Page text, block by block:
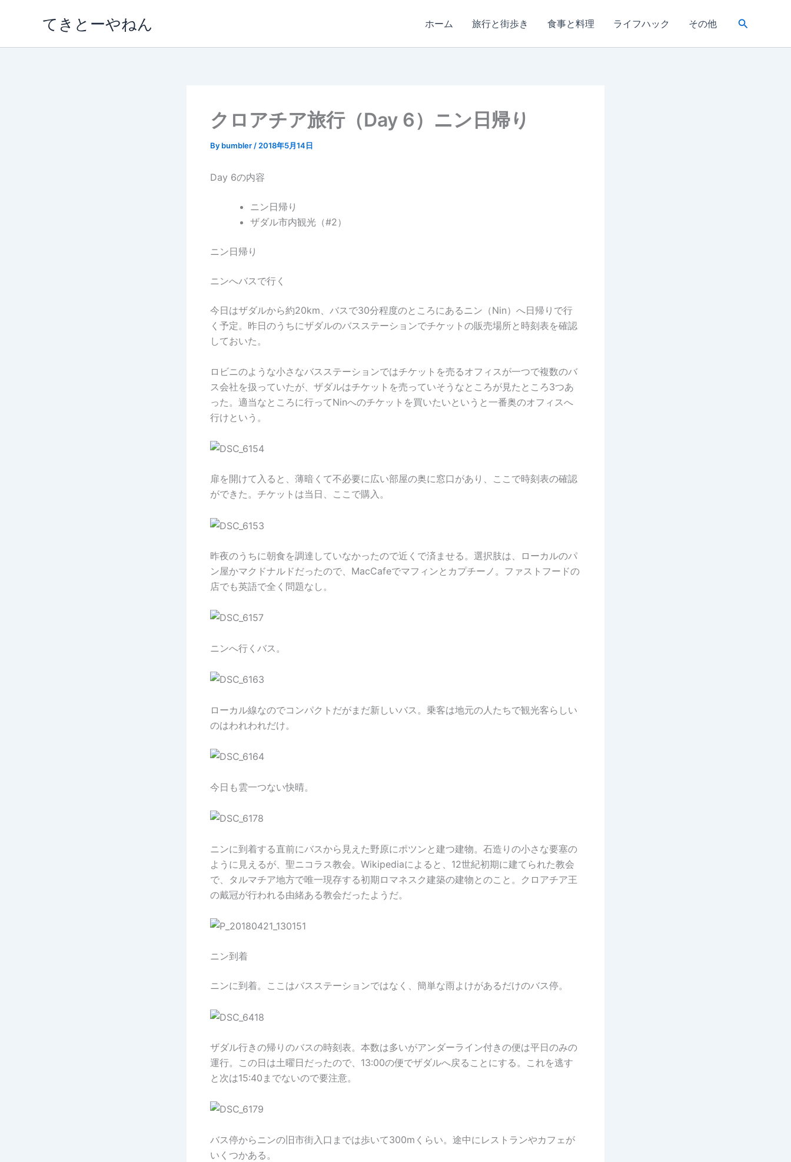
てきとーやねん ホーム 旅行と街歩き 食事と料理 ライフハック その他
検
クロアチア旅行（Day 6）ニン日帰り
By bumbler / 2018年5月14日
Day 6の内容
ニン日帰り
ザダル市内観光（#2）
ニン日帰り
ニンへバスで行く
今日はザダルから約20km、バスで30分程度のところにあるニン（Nin）へ日帰りで行
く予定。昨日のうちにザダルのバスステーションでチケットの販売場所と時刻表を確認
しておいた。
ロビニのような小さなバスステーションではチケットを売るオフィスが一つで複数のバ
ス会社を扱っていたが、ザダルはチケットを売っていそうなところが見たところ3つあ
った。適当なところに行ってNinへのチケットを買いたいというと一番奥のオフィスへ
行けという。
扉を開けて入ると、薄暗くて不必要に広い部屋の奥に窓口があり、ここで時刻表の確認
ができた。チケットは当日、ここで購入。
昨夜のうちに朝食を調達していなかったので近くで済ませる。選択肢は、ローカルのパ
ン屋かマクドナルドだったので、MacCafeでマフィンとカプチーノ。ファストフードの
店でも英語で全く問題なし。
ニンへ行くバス。
ローカル線なのでコンパクトだがまだ新しいバス。乗客は地元の人たちで観光客らしい
のはわれわれだけ。
今日も雲一つない快晴。
ニンに到着する直前にバスから見えた野原にポツンと建つ建物。石造りの小さな要塞の
ように見えるが、聖ニコラス教会。Wikipediaによると、12世紀初期に建てられた教会
で、タルマチア地方で唯一現存する初期ロマネスク建築の建物とのこと。クロアチア王
の戴冠が行われる由緒ある教会だったようだ。
ニン到着
ニンに到着。ここはバスステーションではなく、簡単な雨よけがあるだけのバス停。
ザダル行きの帰りのバスの時刻表。本数は多いがアンダーライン付きの便は平日のみの
運行。この日は土曜日だったので、13:00の便でザダルへ戻ることにする。これを逃す
と次は15:40までないので要注意。
バス停からニンの旧市街入口までは歩いて300mくらい。途中にレストランやカフェが
いくつかある。